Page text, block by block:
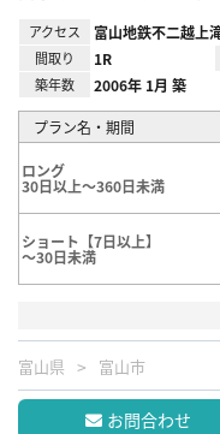
アクセス 富山地鉄不二越上
間取り 1R
築年数 2006年 1月 築
プラン名・期間
ロング
30日以上～360日未満
ショート【7日以上】
～30日未満
富山県 富山市
お問合わせ